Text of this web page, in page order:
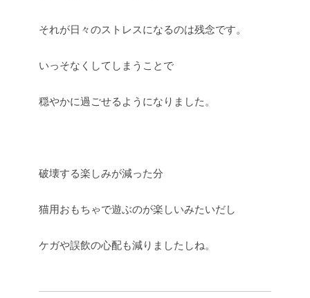
それが日々のストレスになるのは残念です。
いっそなくしてしまうことで
穏やかに過ごせるようになりました。
破壊する楽しみが減った分
猫用おもちゃで遊ぶのが楽しいみたいだし
ケガや誤飲の心配も減りましたしね。